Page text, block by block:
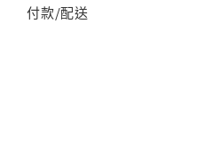
付款/配送